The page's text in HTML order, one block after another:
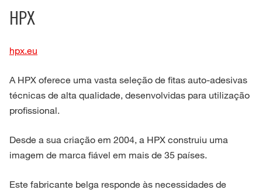
HPX
hpx.eu
A HPX oferece uma vasta seleção de fitas auto-adesivas
técnicas de alta qualidade, desenvolvidas para utilização
profissional.
Desde a sua criação em 2004, a HPX construiu uma
imagem de marca fiável em mais de 35 países.
Este fabricante belga responde às necessidades de